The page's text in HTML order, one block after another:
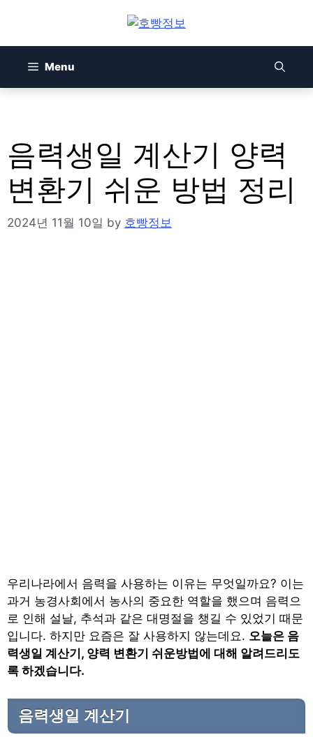
content
Menu
음력생일 계산기 양력
변환기 쉬운 방법 정리
2024년 11월 10일 by 호빵정보
우리나라에서 음력을 사용하는 이유는 무엇일까요? 이는
과거 농경사회에서 농사의 중요한 역할을 했으며 음력으
로 인해 설날, 추석과 같은 대명절을 챙길 수 있었기 때문
입니다. 하지만 요즘은 잘 사용하지 않는데요. 오늘은 음
력생일 계산기, 양력 변환기 쉬운방법에 대해 알려드리도
록 하겠습니다.
음력생일 계산기